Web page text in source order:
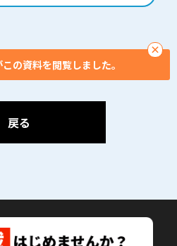
今すぐ知ってください、
×
の資料を閲覧しました。
戻る